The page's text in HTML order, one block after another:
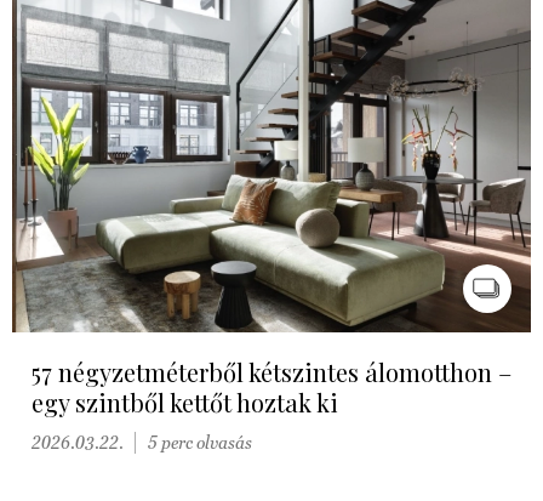
57 négyzetméterből kétszintes álomotthon –
egy szintből kettőt hoztak ki
2026.03.22. 5 perc olvasás